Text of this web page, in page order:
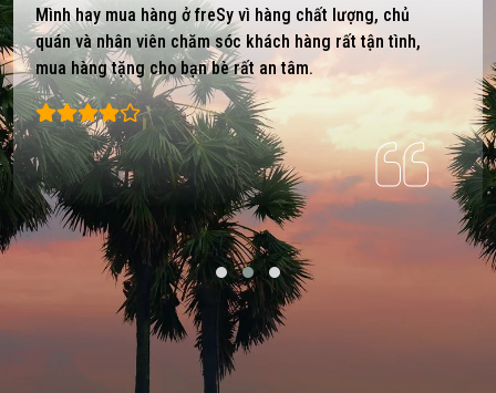
Mình hay mua hàng ở freSy vì hàng chất lượng, chủ
quán và nhân viên chăm sóc khách hàng rất tận tình,
mua hàng tặng cho bạn bè rất an tâm.